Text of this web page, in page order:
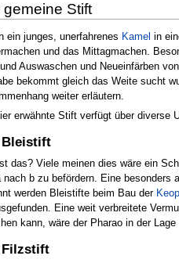
gemeine Stift
ein junges, unerfahrenes Kamel in
und das Mittagmachen.
und Auswaschen und Neueinfärben
bekommt gleich das Weite sucht
weiter erläutern.
erwähnte Stift verfügt über diverse
Bleistift
das? Viele meinen dies wäre ein
nach b zu befördern. Eine besonders
werden Bleistifte beim Bau der
Eine weit verbreitete
kann, wäre der Pharao in der Lage
Filzstift